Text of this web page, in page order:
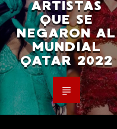
ARTISTAS
QUE SE
NEGARON AL
MUNDIAL
QATAR 2022